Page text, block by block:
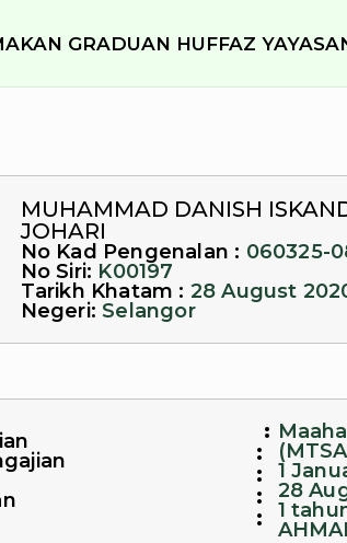
GRADUAN HUFFAZ
MUHAMMAD DANISH
JOHARI
No Kad Pengenalan : 060325-
No Siri: K00197
Tarikh Khatam : 28 August
Negeri:Selangor
:
:
:
:
:
1
28
1